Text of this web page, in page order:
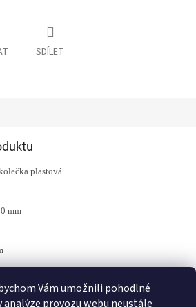
Vám umožnili pohodlné
provozu webu neustále
SDÍLET
plastová
mm